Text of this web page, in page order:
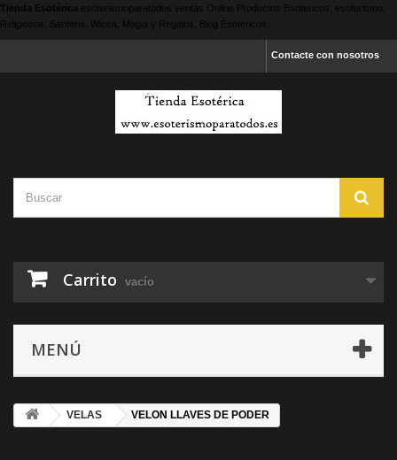
Tienda Esotérica esoterismoparatodos ventas Online Productos Esotericos, esoterismo,
Religiosos, Santeria, Wicca, Magia y Regalos, Blog Esotericos.
Contacte con nosotros
Carrito vacío
MENÚ
VELAS VELON LLAVES DE PODER